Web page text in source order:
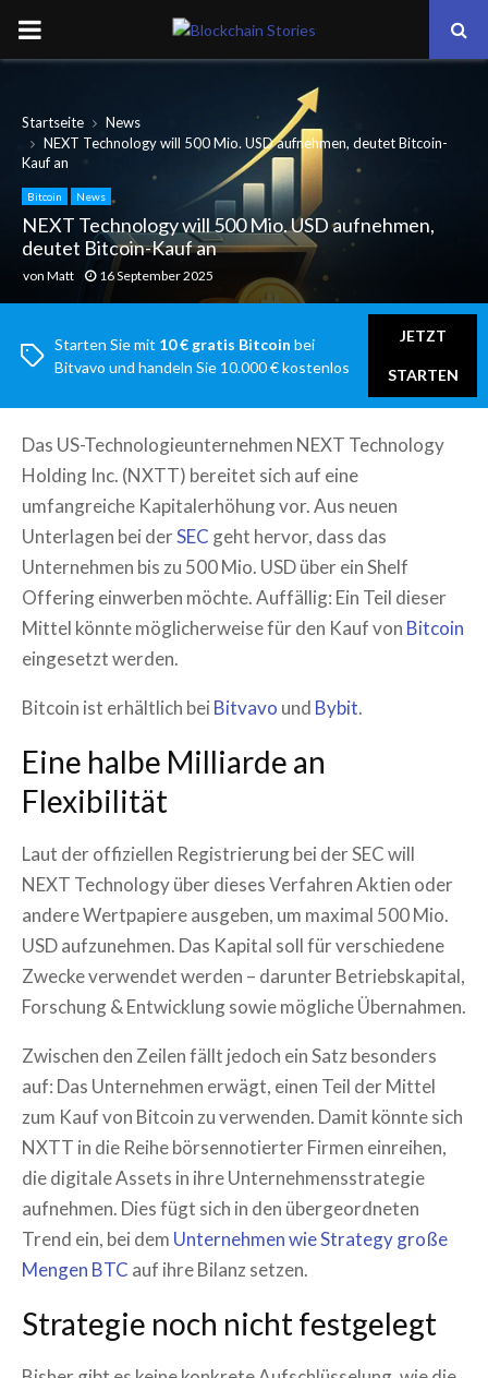
PRIMARY
Startseite
News
NEXT Technology will 500 Mio. USD aufnehmen, deutet Bitcoin-
Kauf an
Bitcoin News
NEXT Technology will 500 Mio. USD aufnehmen,
deutet Bitcoin-Kauf an
von Matt 16 September 2025
Starten Sie mit 10 € gratis Bitcoin bei
Bitvavo und handeln Sie 10.000 € kostenlos
JETZT
STARTEN
Das US-Technologieunternehmen NEXT Technology
Holding Inc. (NXTT) bereitet sich auf eine
umfangreiche Kapitalerhöhung vor. Aus neuen
Unterlagen bei derSEC geht hervor, dass das
Unternehmen bis zu 500 Mio. USD über ein Shelf
Offering einwerben möchte. Auffällig: Ein Teil dieser
Mittel könnte möglicherweise für den Kauf von Bitcoin
eingesetzt werden.
Bitcoin ist erhältlich bei Bitvavo und Bybit.
Eine halbe Milliarde an
Flexibilität
Laut der offiziellen Registrierung bei der SEC will
NEXT Technology über dieses Verfahren Aktien oder
andere Wertpapiere ausgeben, um maximal 500 Mio.
USD aufzunehmen. Das Kapital soll für verschiedene
Zwecke verwendet werden – darunter Betriebskapital,
Forschung & Entwicklung sowie mögliche Übernahmen.
Zwischen den Zeilen fällt jedoch ein Satz besonders
auf: Das Unternehmen erwägt, einen Teil der Mittel
zum Kauf von Bitcoin zu verwenden. Damit könnte sich
NXTT in die Reihe börsennotierter Firmen einreihen,
die digitale Assets in ihre Unternehmensstrategie
aufnehmen. Dies fügt sich in den übergeordneten
Trend ein, bei dem Unternehmen wie Strategy große
Mengen BTC auf ihre Bilanz setzen.
Strategie noch nicht festgelegt